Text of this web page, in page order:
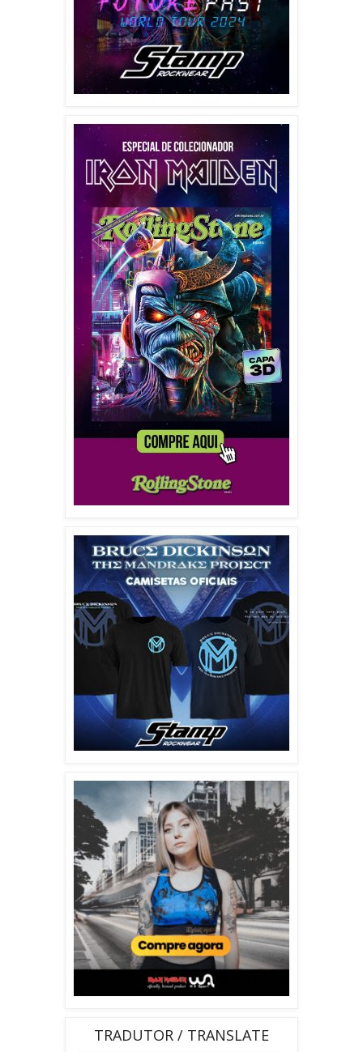
TRADUTOR / TRANSLATE